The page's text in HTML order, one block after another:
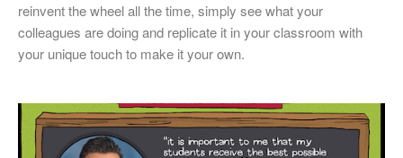
reinvent the wheel all the time, simply see what your
colleagues are doing and replicate it in your classroom with
your unique touch to make it your own.